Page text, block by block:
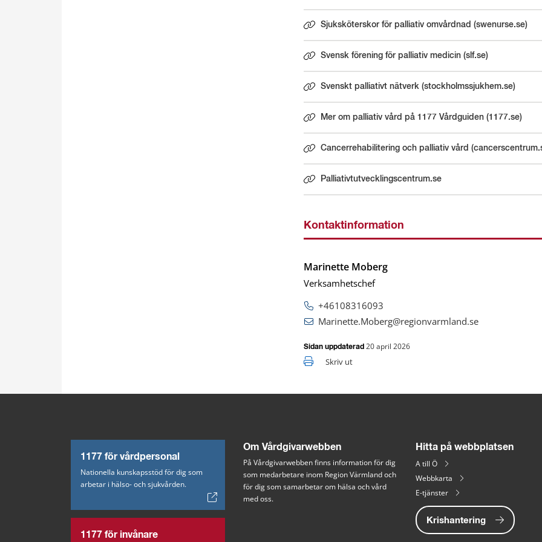
Sjuksköterskor för palliativ omvårdnad (swenurse.se)
Länk till annan webbplats.
Svensk förening för palliativ medicin (slf.se)
Länk till annan webbplats.
Svenskt palliativt nätverk (stockholmssjukhem.se)
Länk till annan webbplats.
Mer om palliativ vård på 1177 Vårdguiden (1177.se)
Länk till annan webbplats.
Cancerrehabilitering och palliativ vård
Länk till annan webbplats.
Palliativtutvecklingscentrum.se
Länk till annan webbplats.
Kontaktinformation
Marinette Moberg
Verksamhetschef
+46108316093
Marinette.Moberg@regionvarmland.se
Sidan uppdaterad 20 april 2026
Skriv ut
1177 för vårdpersonal
Nationella kunskapsstöd för dig som
arbetar i hälso- och sjukvården.
1177 för invånare
Om Vårdgivarwebben
På Vårdgivarwebben finns information för dig
som medarbetare inom Region Värmland och
för dig som samarbetar om hälsa och vård
med oss.
Hitta på webbplatsen
A till Ö
Webbkarta
E-tjänster
Krishantering